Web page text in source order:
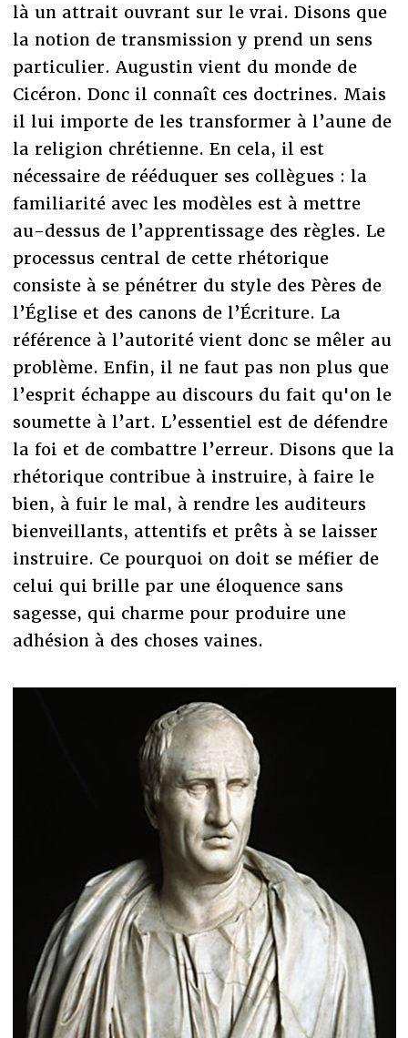
là un attrait ouvrant sur le vrai. Disons que
la notion de transmission y prend un sens
particulier. Augustin vient du monde de
Cicéron. Donc il connaît ces doctrines. Mais
il lui importe de les transformer à l’aune de
la religion chrétienne. En cela, il est
nécessaire de rééduquer ses collègues : la
familiarité avec les modèles est à mettre
au-dessus de l’apprentissage des règles. Le
processus central de cette rhétorique
consiste à se pénétrer du style des Pères de
l’Église et des canons de l’Écriture. La
référence à l’autorité vient donc se mêler au
problème. Enfin, il ne faut pas non plus que
l’esprit échappe au discours du fait qu'on le
soumette à l’art. L’essentiel est de défendre
la foi et de combattre l’erreur. Disons que la
rhétorique contribue à instruire, à faire le
bien, à fuir le mal, à rendre les auditeurs
bienveillants, attentifs et prêts à se laisser
instruire. Ce pourquoi on doit se méfier de
celui qui brille par une éloquence sans
sagesse, qui charme pour produire une
adhésion à des choses vaines.